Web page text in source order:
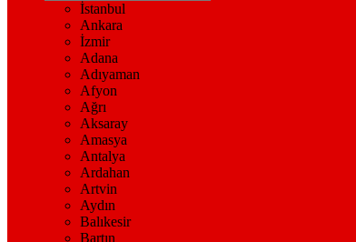
İstanbul
Ankara
İzmir
Adana
Adıyaman
Afyon
Ağrı
Aksaray
Amasya
Antalya
Ardahan
Artvin
Aydın
Balıkesir
Bartın